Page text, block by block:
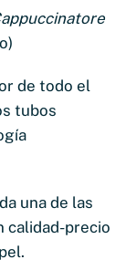
de todo el
tubos
una de las
calidad-precio